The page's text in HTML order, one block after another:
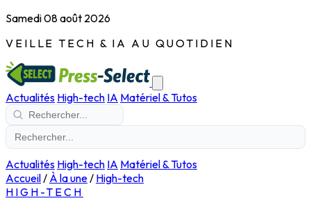
Samedi 08 août 2026
VEILLE TECH & IA AU QUOTIDIEN
Actualités High-tech IA Matériel & Tutos
Actualités High-tech IA Matériel & Tutos
Accueil/ À la une/ High-tech
HIGH-TECH